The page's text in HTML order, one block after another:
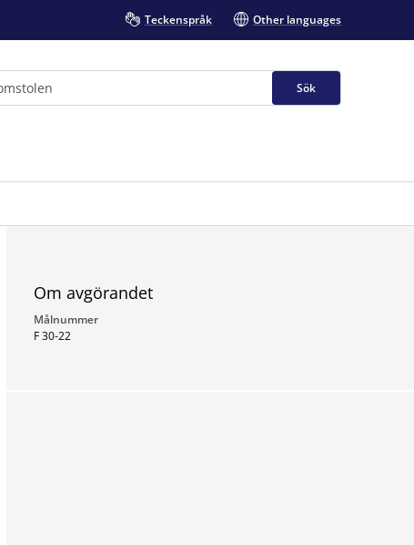
Teckenspråk Other languages
Sök
Om avgörandet
Målnummer
F 30-22